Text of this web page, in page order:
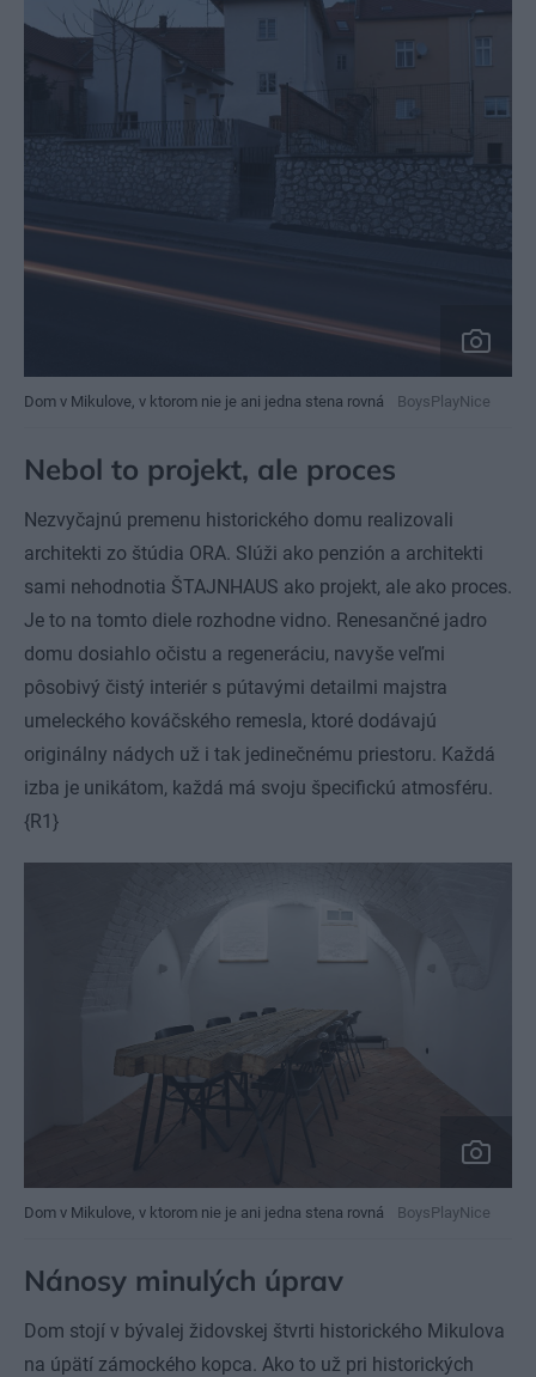
Dom v Mikulove, v ktorom nie je ani jedna stena rovná BoysPlayNice
Nebol to projekt, ale proces
Nezvyčajnú premenu historického domu realizovali
architekti zo štúdia ORA. Slúži ako penzión a architekti
sami nehodnotia ŠTAJNHAUS ako projekt, ale ako proces.
Je to na tomto diele rozhodne vidno. Renesančné jadro
domu dosiahlo očistu a regeneráciu, navyše veľmi
pôsobivý čistý interiér s pútavými detailmi majstra
umeleckého kováčského remesla, ktoré dodávajú
originálny nádych už i tak jedinečnému priestoru. Každá
izba je unikátom, každá má svoju špecifickú atmosféru.
{R1}
Dom v Mikulove, v ktorom nie je ani jedna stena rovná BoysPlayNice
Nánosy minulých úprav
Dom stojí v bývalej židovskej štvrti historického Mikulova
na úpätí zámockého kopca. Ako to už pri historických